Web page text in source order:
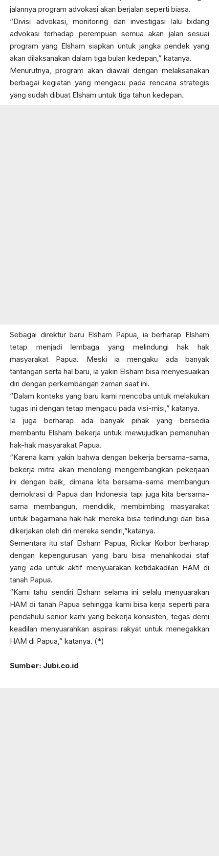
jalannya program advokasi akan berjalan seperti biasa.
“Divisi advokasi, monitoring dan investigasi lalu bidang
advokasi terhadap perempuan semua akan jalan sesuai
program yang Elsham siapkan untuk jangka pendek yang
akan dilaksanakan dalam tiga bulan kedepan,” katanya.
Menurutnya, program akan diawali dengan melaksanakan
berbagai kegiatan yang mengacu pada rencana strategis
yang sudah dibuat Elsham untuk tiga tahun kedepan.
Sebagai direktur baru Elsham Papua, ia berharap Elsham
tetap menjadi lembaga yang melindungi hak hak
masyarakat Papua. Meski ia mengaku ada banyak
tantangan serta hal baru, ia yakin Elsham bisa menyesuaikan
diri dengan perkembangan zaman saat ini.
“Dalam konteks yang baru kami mencoba untuk melakukan
tugas ini dengan tetap mengacu pada visi-misi,” katanya.
Ia juga berharap ada banyak pihak yang bersedia
membantu Elsham bekerja untuk mewujudkan pemenuhan
hak-hak masyarakat Papua.
“Karena kami yakin bahwa dengan bekerja bersama-sama,
bekerja mitra akan menolong mengembangkan pekerjaan
ini dengan baik, dimana kita bersama-sama membangun
demokrasi di Papua dan Indonesia tapi juga kita bersama-
sama membangun, mendidik, membimbing masyarakat
untuk bagaimana hak-hak mereka bisa terlindungi dan bisa
dikerjakan oleh diri mereka sendiri,”katanya.
Sementara itu staf Elsham Papua, Rickar Koibor berharap
dengan kepengurusan yang baru bisa menahkodai staf
yang ada untuk aktif menyuarakan ketidakadilan HAM di
tanah Papua.
“Kami tahu sendiri Elsham selama ini selalu menyuarakan
HAM di tanah Papua sehingga kami bisa kerja seperti para
pendahulu senior kami yang bekerja konsisten, tegas demi
keadilan menyuarahkan aspirasi rakyat untuk menegakkan
HAM di Papua,” katanya. (*)
Sumber: Jubi.co.id